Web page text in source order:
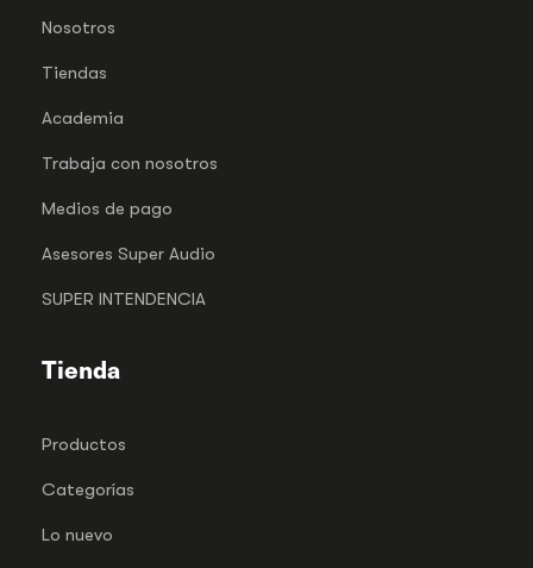
Nosotros
Tiendas
Academia
Trabaja con nosotros
Medios de pago
Asesores Super Audio
SUPER INTENDENCIA
Tienda
Productos
Categorías
Lo nuevo